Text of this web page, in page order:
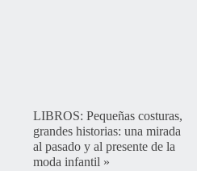
LIBROS: Pequeñas costuras,
grandes historias: una mirada
al pasado y al presente de la
moda infantil »